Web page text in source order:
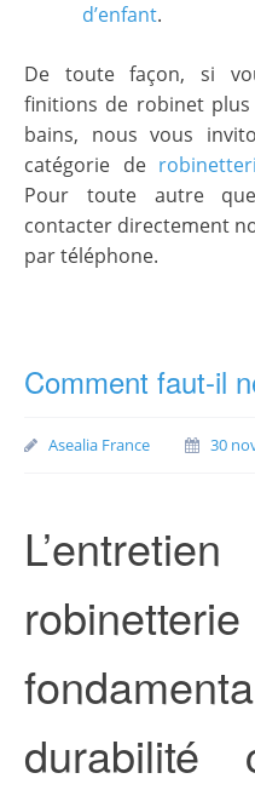
d’enfant.
De toute façon, si
finitions de robinet
bains, nous vous
catégorie de
Pour toute autre
contacter directement
par téléphone.
Comment faut-il
Asealia France 30
durabilité